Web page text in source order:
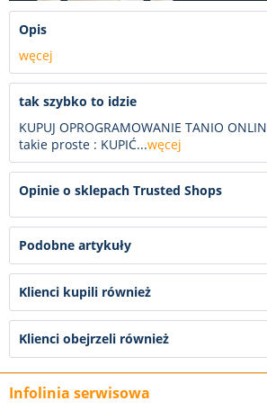
Opis
węcej
tak szybko to idzie
KUPUJ OPROGRAMOWANIE TANIO
takie proste : KUPIĆ...węcej
Opinie o sklepach Trusted Shops
Podobne artykuły
Klienci kupili również
Klienci obejrzeli również
Infolinia serwisowa